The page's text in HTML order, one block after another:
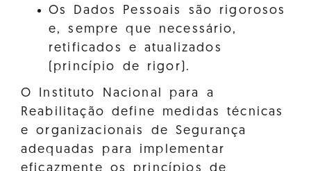
Os Dados Pessoais são rigorosos
e, sempre que necessário,
retificados e atualizados
(princípio de rigor).
O Instituto Nacional para a
Reabilitação define medidas técnicas
e organizacionais de Segurança
adequadas para implementar
eficazmente os princípios de